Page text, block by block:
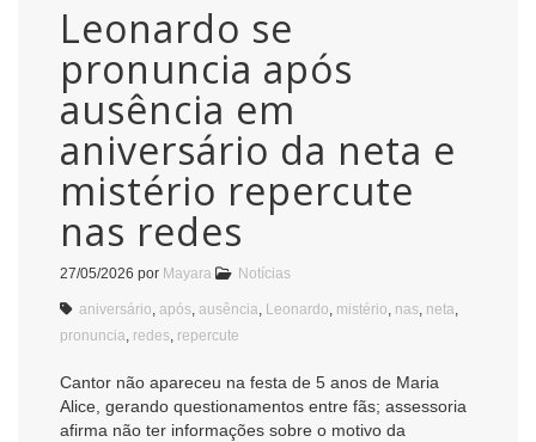
Leonardo se
pronuncia após
ausência em
aniversário da neta e
mistério repercute
nas redes
27/05/2026 por Mayara Notícias
aniversário após ausência Leonardo mistério nas neta
pronuncia redes repercute
Cantor não apareceu na festa de 5 anos de Maria
Alice, gerando questionamentos entre fãs; assessoria
afirma não ter informações sobre o motivo da